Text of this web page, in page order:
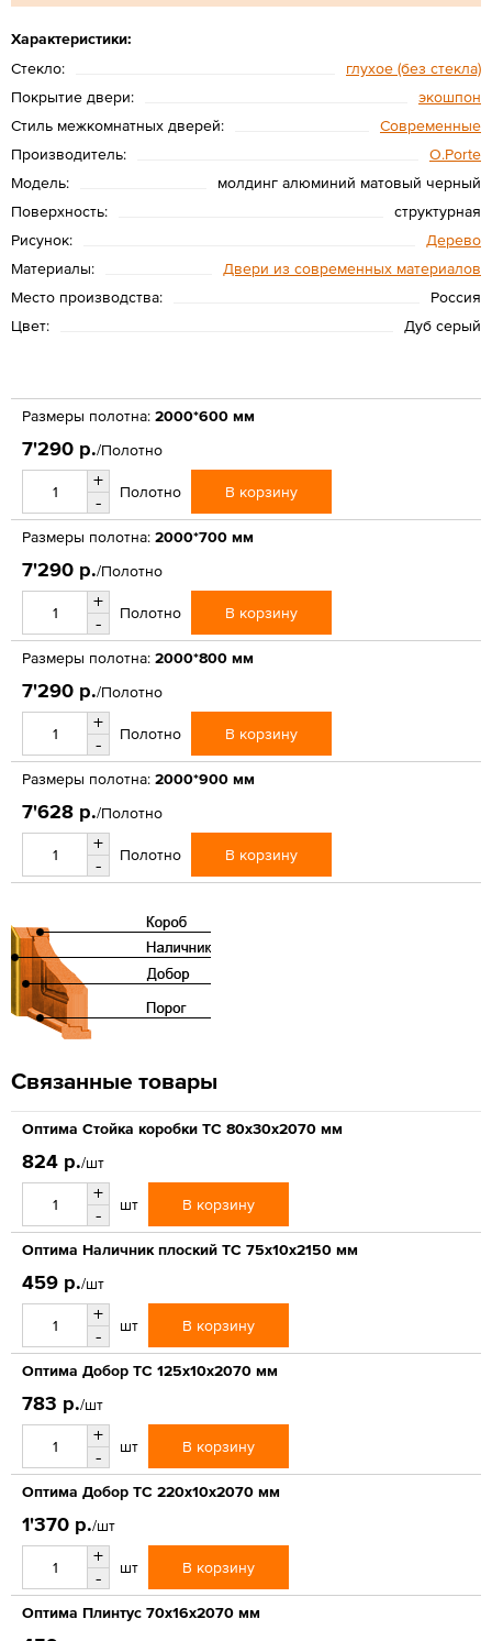
Характеристики:
Стекло:
глухое (без стекла)
Покрытие двери:
экошпон
Стиль межкомнатных дверей:
Современные
Производитель:
O.Porte
Модель:
молдинг алюминий матовый черный
Поверхность:
структурная
Рисунок:
Дерево
Материалы:
Двери из современных материалов
Место производства:
Россия
Цвет:
Дуб серый
Размеры полотна: 2000*600 мм
7'290 р./Полотно
+
-
Полотно В корзину
Размеры полотна: 2000*700 мм
7'290 р./Полотно
+
-
Полотно В корзину
Размеры полотна: 2000*800 мм
7'290 р./Полотно
+
-
Полотно В корзину
Размеры полотна: 2000*900 мм
7'628 р./Полотно
+
-
Полотно В корзину
Связанные товары
Оптима Стойка коробки ТС 80х30х2070 мм
824 р./шт
+
-
шт В корзину
Оптима Наличник плоский ТС 75х10х2150 мм
459 р./шт
+
-
шт В корзину
Оптима Добор ТС 125х10х2070 мм
783 р./шт
+
-
шт В корзину
Оптима Добор ТС 220х10х2070 мм
1'370 р./шт
+
-
шт В корзину
Оптима Плинтус 70х16х2070 мм